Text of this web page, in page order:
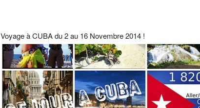
Voyage à CUBA du 2 au 16 Novembre 2014 !